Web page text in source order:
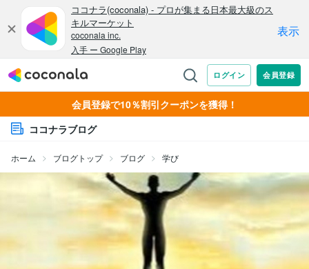
会員登録で10％割引クーポンを獲得！
ココナラブログ
ホーム ブログトップ ブログ 学び